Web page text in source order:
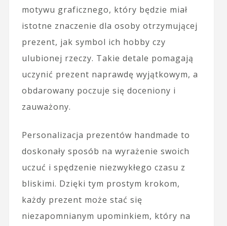
motywu graficznego, który będzie miał
istotne znaczenie dla osoby otrzymującej
prezent, jak symbol ich hobby czy
ulubionej rzeczy. Takie detale pomagają
uczynić prezent naprawdę wyjątkowym, a
obdarowany poczuje się doceniony i
zauważony.
Personalizacja prezentów handmade to
doskonały sposób na wyrażenie swoich
uczuć i spędzenie niezwykłego czasu z
bliskimi. Dzięki tym prostym krokom,
każdy prezent może stać się
niezapomnianym upominkiem, który na